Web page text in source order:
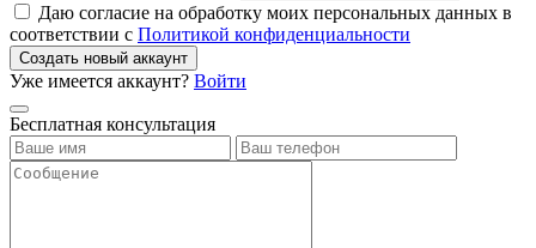
Даю согласие на обработку моих персональных данных в
соответствии с Политикой конфиденциальности
Создать новый аккаунт
Уже имеется аккаунт? Войти
Бесплатная консультация